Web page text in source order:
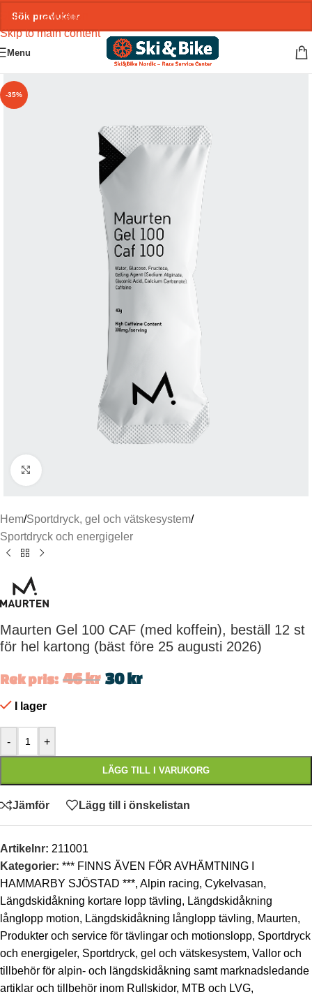
Skip to navigation
Skip to main content
Menu
-35%
Click to enlarge
Hem/Sportdryck, gel och vätskesystem/
Sportdryck och energigeler
Maurten Gel 100 CAF (med koffein), beställ 12 st
för hel kartong (bäst före 25 augusti 2026)
Rek pris: 46kr 30kr
I lager
- +
LÄGG TILL I VARUKORG
Jämför Lägg till i önskelistan
Artikelnr: 211001
Kategorier: *** FINNS ÄVEN FÖR AVHÄMTNING I
HAMMARBY SJÖSTAD ***, Alpin racing, Cykelvasan,
Längdskidåkning kortare lopp tävling, Längdskidåkning
långlopp motion, Längdskidåkning långlopp tävling, Maurten,
Produkter och service för tävlingar och motionslopp, Sportdryck
och energigeler, Sportdryck, gel och vätskesystem, Vallor och
tillbehör för alpin- och längdskidåkning samt marknadsledande
artiklar och tillbehör inom Rullskidor, MTB och LVG,